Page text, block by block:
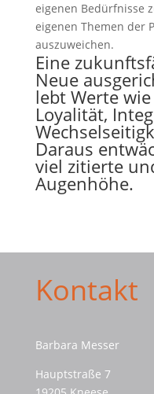
eigenen Bedürfnisse
eigenen Themen der
auszuweichen.
Eine
Neue
lebt Werte
Loyalität,
Daraus
viel zitierte
Augenhöhe.
Kontakt
Barbara Messer
Hauptstraße 7